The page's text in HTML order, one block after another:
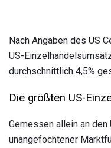
Nach Angaben des US
US-
durchschnittlich 4,5%
Die größten US-
Gemessen allein an
unangefochtener